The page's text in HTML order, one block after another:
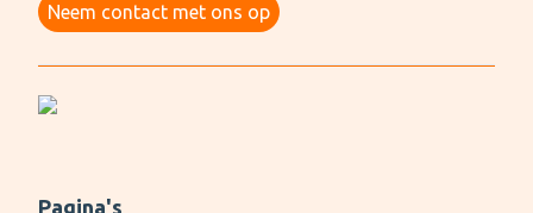
Neem contact met ons op
Pagina's